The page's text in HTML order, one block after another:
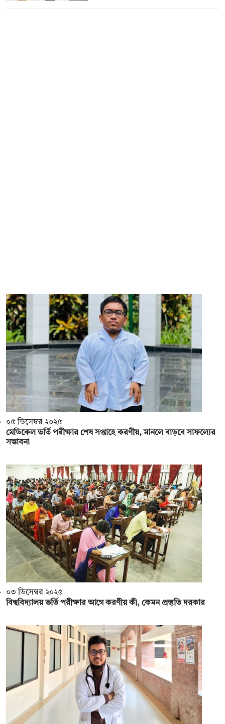
০৫ ডিসেম্বর ২০২৫
মেডিকেল ভর্তি পরীক্ষার শেষ সপ্তাহে করণীয়, মানলে বাড়বে সাফল্যের
সম্ভাবনা
০৩ ডিসেম্বর ২০২৫
বিশ্ববিদ্যালয় ভর্তি পরীক্ষার আগে করণীয় কী, কেমন প্রস্তুতি দরকার